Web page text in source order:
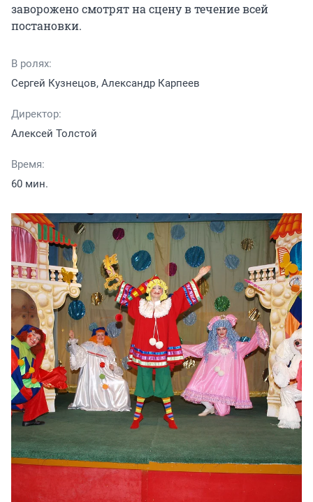
заворожено смотрят на сцену в течение всей
постановки.
В ролях:
Сергей Кузнецов, Александр Карпеев
Директор:
Алексей Толстой
Время:
60 мин.